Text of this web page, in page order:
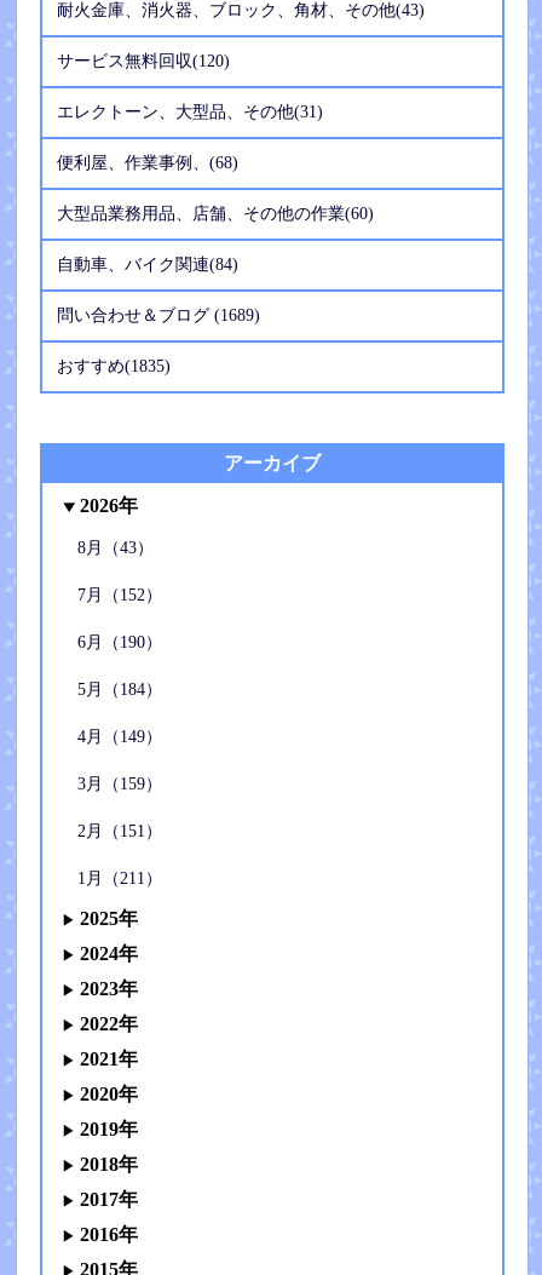
耐火金庫、消火器、ブロック、角材、その他(43)
サービス無料回収(120)
エレクトーン、大型品、その他(31)
便利屋、作業事例、(68)
大型品業務用品、店舗、その他の作業(60)
自動車、バイク関連(84)
問い合わせ＆ブログ (1689)
おすすめ(1835)
アーカイブ
2026年
8月（43）
7月（152）
6月（190）
5月（184）
4月（149）
3月（159）
2月（151）
1月（211）
2025年
2024年
2023年
2022年
2021年
2020年
2019年
2018年
2017年
2016年
2015年